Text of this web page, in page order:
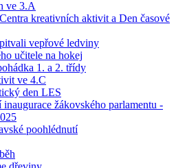
ve 3.A
kreativních aktivit a Den časové
vepřové ledviny
učitele na hokej
1. a 2. třídy
ve 4.C
den LES
inaugurace žákovského parlamentu -
poohlédnutí